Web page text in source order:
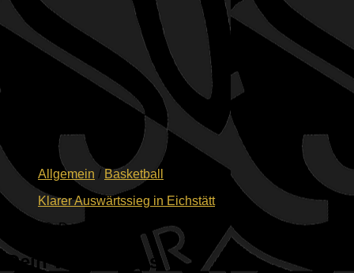
Allgemein / Basketball
Klarer Auswärtssieg in Eichstätt
18. Dezember 2022
Dein Weg zu uns